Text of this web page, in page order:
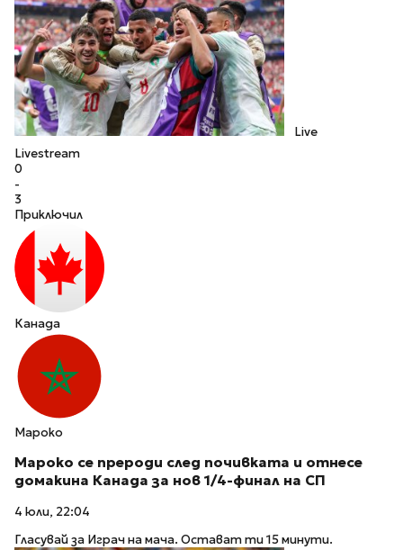
Live
Livestream
0
-
3
Приключил
Канада
Мароко
Мароко се прероди след почивката и отнесе
домакина Канада за нов 1/4-финал на СП
4 юли, 22:04
Гласувай за Играч на мача. Остават ти 15 минути.